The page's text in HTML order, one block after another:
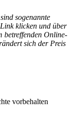
sogenannte
klicken und über
betreffenden Online-
sich der Preis
vorbehalten